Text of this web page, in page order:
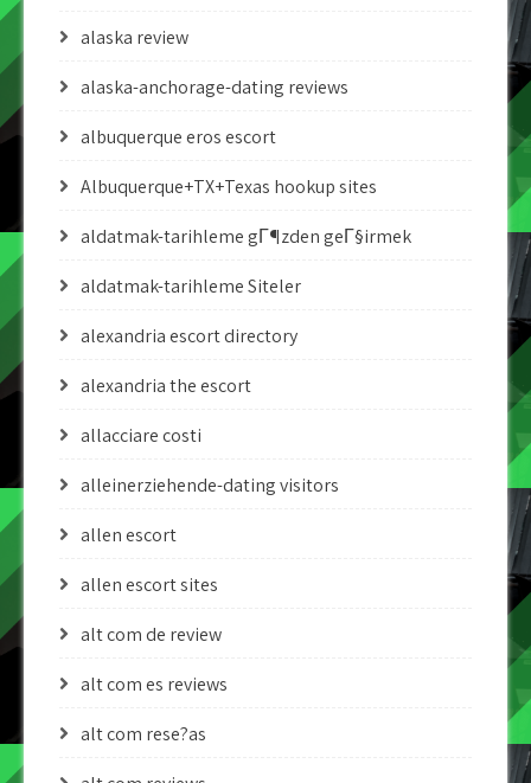
alaska review
alaska-anchorage-dating reviews
albuquerque eros escort
Albuquerque+TX+Texas hookup sites
aldatmak-tarihleme gГ¶zden geГ§irmek
aldatmak-tarihleme Siteler
alexandria escort directory
alexandria the escort
allacciare costi
alleinerziehende-dating visitors
allen escort
allen escort sites
alt com de review
alt com es reviews
alt com rese?as